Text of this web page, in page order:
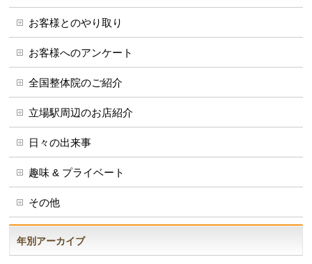
お客様とのやり取り
お客様へのアンケート
全国整体院のご紹介
立場駅周辺のお店紹介
日々の出来事
趣味 & プライベート
その他
年別アーカイブ